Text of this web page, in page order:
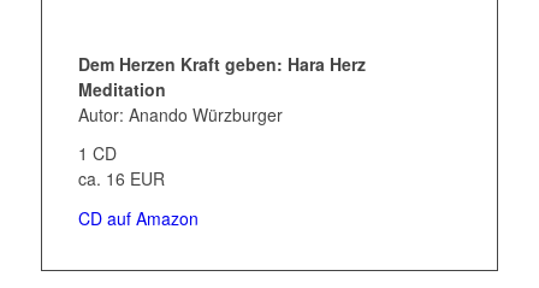
Dem Herzen Kraft geben: Hara Herz
Meditation
Autor: Anando Würzburger
1 CD
ca. 16 EUR
CD auf Amazon